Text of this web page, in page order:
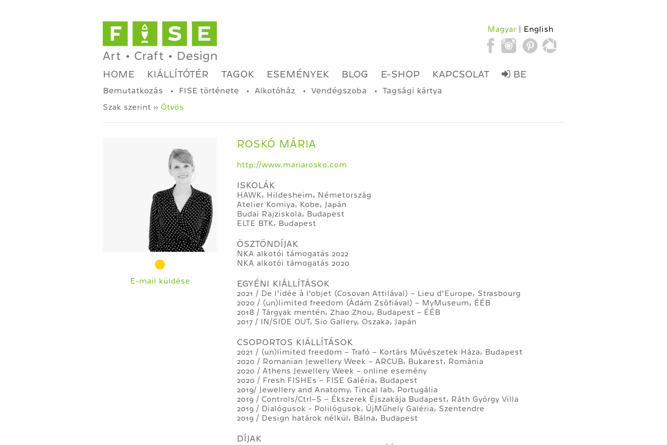
Magyar English
HOME KIÁLLÍTÓTÉR TAGOK ESEMÉNYEK BLOG E-SHOP KAPCSOLAT BE
Bemutatkozás FISE története Alkotóház Vendégszoba Tagsági kártya
Szak szerint » Ötvös
E-mail küldése
ROSKÓ MÁRIA
http://www.mariarosko.com
ISKOLÁK
HAWK, Hildesheim, Németország
Atelier Komiya, Kobe, Japán
Budai Rajziskola, Budapest
ELTE BTK, Budapest
ÖSZTÖNDÍJAK
NKA alkotói támogatás 2022
NKA alkotói támogatás 2020
EGYÉNI KIÁLLÍTÁSOK
2021 / De l’idée à l’objet (Cosovan Attilával) – Lieu d’Europe, Strasbourg
2020 / (un)limited freedom (Ádám Zsófiával) – MyMuseum, ÉÉB
2018 / Tárgyak mentén, Zhao Zhou, Budapest – ÉÉB
2017 / IN/SIDE OUT, Sio Gallery, Oszaka, Japán
CSOPORTOS KIÁLLÍTÁSOK
2021 / (un)limited freedom – Trafó – Kortárs Művészetek Háza, Budapest
2020 / Romanian Jewellery Week – ARCUB, Bukarest, Románia
2020 / Athens Jewellery Week – online esemény
2020 / Fresh FISHEs – FISE Galéria, Budapest
2019/ Jewellery and Anatomy, Tincal lab, Portugália
2019 / Controls/Ctrl+S – Ékszerek Éjszakája Budapest, Ráth György Villa
2019 / Dialógusok - Polilógusok, ÚjMűhely Galéria, Szentendre
2019 / Design határok nélkül, Bálna, Budapest
DÍJAK